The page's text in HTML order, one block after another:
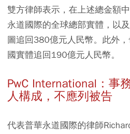
雙方律師表示，在上述總金額
永道國際的全球總部實體，以
圖追回380億元人民幣。此外
國實體追回190億元人民幣。
PwC International：事
人構成，不應列被告
代表普華永道國際的律師